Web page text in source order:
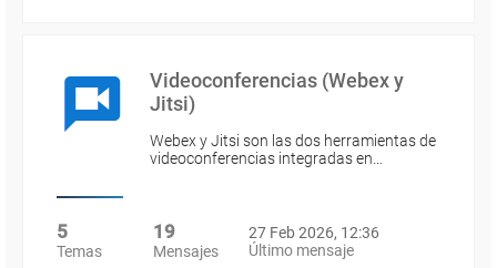
Videoconferencias (Webex y
Jitsi)
Webex y Jitsi son las dos herramientas de
videoconferencias integradas en…
5
Temas
19
Mensajes
27 Feb 2026, 12:36
Último mensaje